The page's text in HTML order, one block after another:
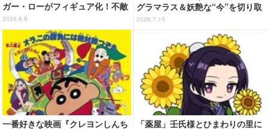
ガー・ローがフィギュア化！不敵
な笑みを浮かべた表情に注目
2026.8.8
グラマラス＆妖艶な“今”を切り取
り！3冊目写真集が発売中
2026.7.15
一番好きな映画『クレヨンしんち
「薬屋」壬氏様とひまわりの里に